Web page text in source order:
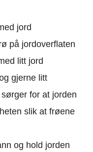
jord
på jordoverflaten
litt jord
gjerne litt
for at jorden
slik at frøene
og hold jorden